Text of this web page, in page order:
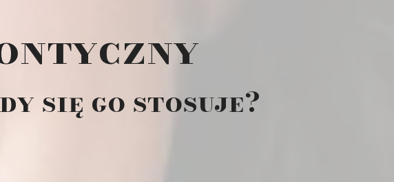
się go stosuje?